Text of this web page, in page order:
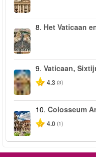
8. Het Vaticaan
9. Vaticaan,
4.3 (3)
10. Colosseum
4.0 (1)